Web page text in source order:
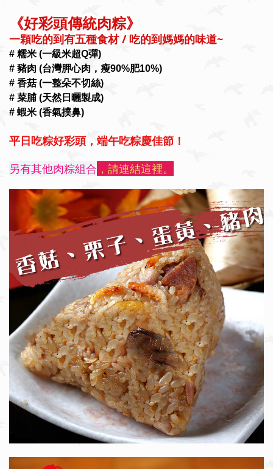
《好彩頭傳統肉粽》
一顆吃的到有五種食材 / 吃的到媽媽的味道~
# 糯米 (一級米超Q彈)
# 豬肉 (台灣胛心肉，瘦90%肥10%)
# 香菇 (一整朵不切絲)
# 菜脯 (天然日曬製成)
# 蝦米 (香氣撲鼻)
平日吃粽好彩頭，端午吃粽慶佳節！
另有其他肉粽組合 ，請連結這裡。